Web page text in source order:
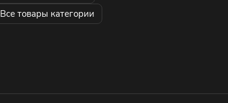
Все товары категории